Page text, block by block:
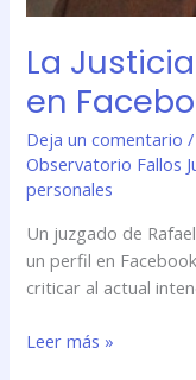
La
en
Deja un comentario /
Observatorio Fallos
personales
Un juzgado de
un perfil en
criticar al actual
Leer más »